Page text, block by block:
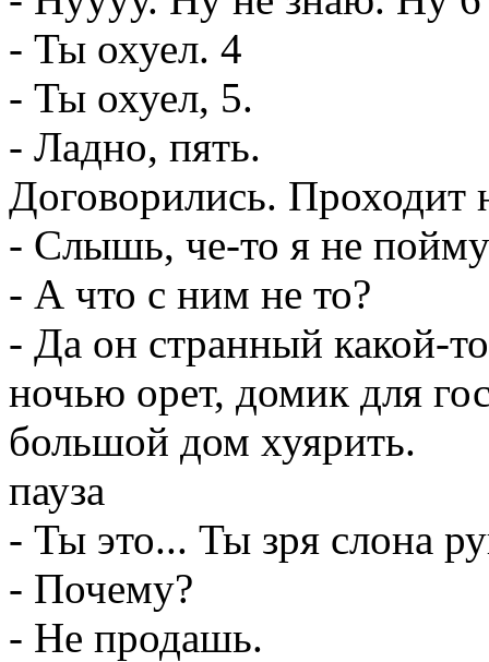
- Ты охуел. 4
- Ты охуел, 5.
- Ладно, пять.
Договорились. Проходит
- Слышь, че-то я не
- А что с ним не то?
- Да он странный какой-
ночью орет, домик для
большой дом хуярить.
пауза
- Ты это... Ты зря слона
- Почему?
- Не продашь.